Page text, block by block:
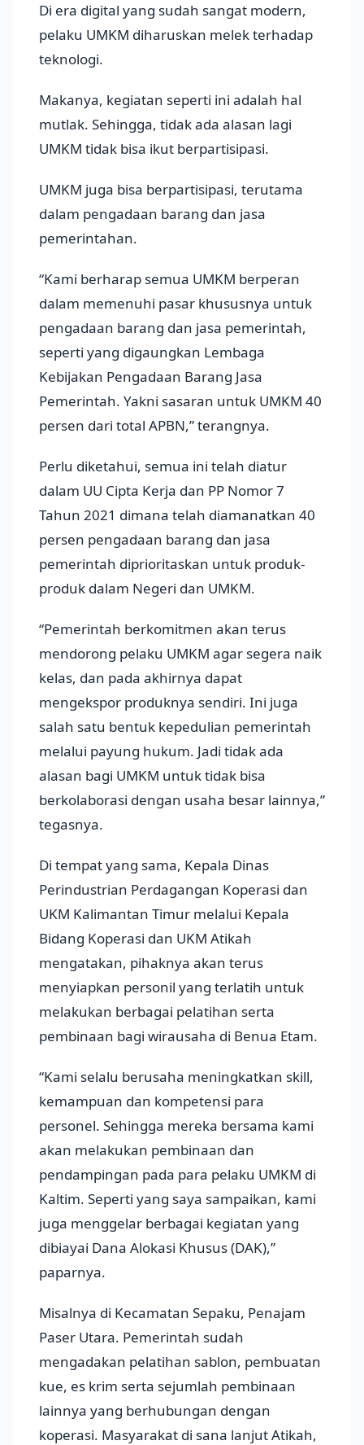
Di era digital yang sudah sangat modern,
pelaku UMKM diharuskan melek terhadap
teknologi.
Makanya, kegiatan seperti ini adalah hal
mutlak. Sehingga, tidak ada alasan lagi
UMKM tidak bisa ikut berpartisipasi.
UMKM juga bisa berpartisipasi, terutama
dalam pengadaan barang dan jasa
pemerintahan.
“Kami berharap semua UMKM berperan
dalam memenuhi pasar khususnya untuk
pengadaan barang dan jasa pemerintah,
seperti yang digaungkan Lembaga
Kebijakan Pengadaan Barang Jasa
Pemerintah. Yakni sasaran untuk UMKM 40
persen dari total APBN,” terangnya.
Perlu diketahui, semua ini telah diatur
dalam UU Cipta Kerja dan PP Nomor 7
Tahun 2021 dimana telah diamanatkan 40
persen pengadaan barang dan jasa
pemerintah diprioritaskan untuk produk-
produk dalam Negeri dan UMKM.
“Pemerintah berkomitmen akan terus
mendorong pelaku UMKM agar segera naik
kelas, dan pada akhirnya dapat
mengekspor produknya sendiri. Ini juga
salah satu bentuk kepedulian pemerintah
melalui payung hukum. Jadi tidak ada
alasan bagi UMKM untuk tidak bisa
berkolaborasi dengan usaha besar lainnya,”
tegasnya.
Di tempat yang sama, Kepala Dinas
Perindustrian Perdagangan Koperasi dan
UKM Kalimantan Timur melalui Kepala
Bidang Koperasi dan UKM Atikah
mengatakan, pihaknya akan terus
menyiapkan personil yang terlatih untuk
melakukan berbagai pelatihan serta
pembinaan bagi wirausaha di Benua Etam.
“Kami selalu berusaha meningkatkan skill,
kemampuan dan kompetensi para
personel. Sehingga mereka bersama kami
akan melakukan pembinaan dan
pendampingan pada para pelaku UMKM di
Kaltim. Seperti yang saya sampaikan, kami
juga menggelar berbagai kegiatan yang
dibiayai Dana Alokasi Khusus (DAK),”
paparnya.
Misalnya di Kecamatan Sepaku, Penajam
Paser Utara. Pemerintah sudah
mengadakan pelatihan sablon, pembuatan
kue, es krim serta sejumlah pembinaan
lainnya yang berhubungan dengan
koperasi. Masyarakat di sana lanjut Atikah,